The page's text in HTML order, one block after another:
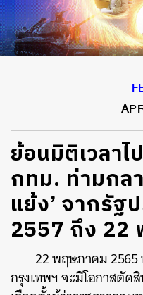
ย้อนมิติเวลา
กทม. ท่ามกล
แย้ง’ จากรัฐ
2557 ถึง 22
22 พฤษภาคม
กรุงเทพฯ จะมีโอกาสตัด